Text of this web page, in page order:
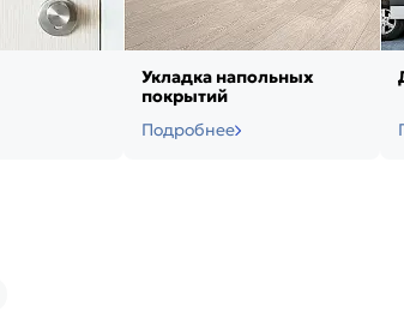
Укладка напольных
покрытий
Подробнее